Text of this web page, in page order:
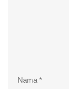
Nama *